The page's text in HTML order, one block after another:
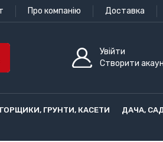
Про компанію Доставка
Увійти
Створити
ГОРЩИКИ, ГРУНТИ, КАСЕТИ ДАЧА,